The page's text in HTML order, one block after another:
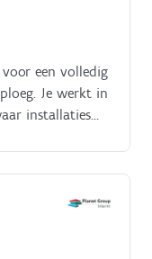
een volledig
Je werkt in
installaties